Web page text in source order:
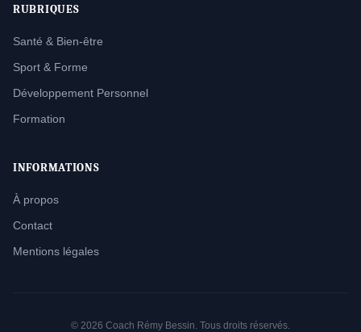
RUBRIQUES
Santé & Bien-être
Sport & Forme
Développement Personnel
Formation
INFORMATIONS
À propos
Contact
Mentions légales
© 2026 Coach Rémy Bessin. Tous droits réservés.